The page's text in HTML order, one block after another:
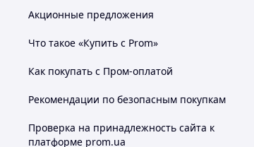
Акционные предложения
Что такое «Купить с Prom»
Как покупать с Пром-оплатой
Рекомендации по безопасным покупкам
Проверка на принадлежность сайта к
платформе prom.ua